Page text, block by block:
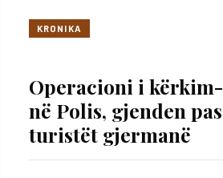
KRONIKA
Operacioni i
në Polis, gjenden
turistët gjermanë